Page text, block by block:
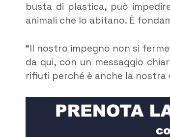
busta di plastica, può
animali che lo abitano. È
“Il nostro impegno non si
da qui, con un messaggio
rifiuti perché è anche la nostra